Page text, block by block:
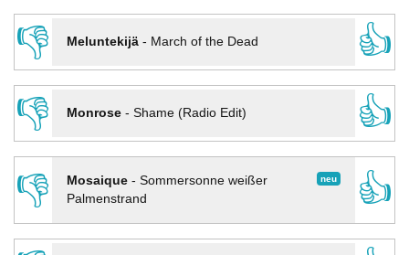
👎
Meluntekijä- March of the Dead
👍
👎
Monrose- Shame (Radio Edit)
👍
👎
neu
Mosaique- Sommersonne weißer
Palmenstrand
👍